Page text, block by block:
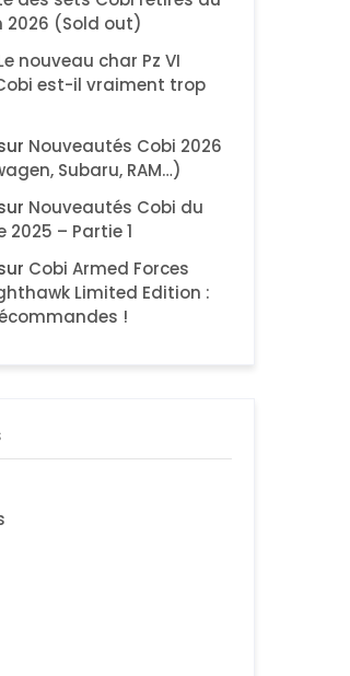
2026 (Sold out)
nouveau char Pz VI
est-il vraiment trop
Nouveautés Cobi 2026
Subaru, RAM…)
Nouveautés Cobi du
– Partie 1
Cobi Armed Forces
Limited Edition :
!